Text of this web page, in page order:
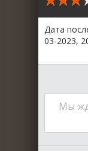
Дата
03-2023,
Мы